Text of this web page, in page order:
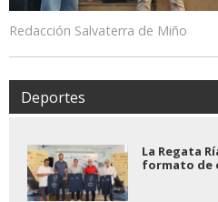
Redacción Salvaterra de Miño
Deportes
La Regata
formato de